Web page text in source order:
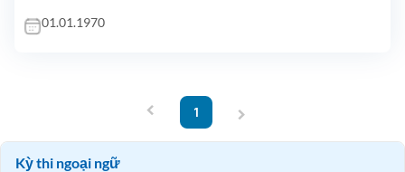
01.01.1970
‹ 1 ›
Kỳ thi ngoại ngữ